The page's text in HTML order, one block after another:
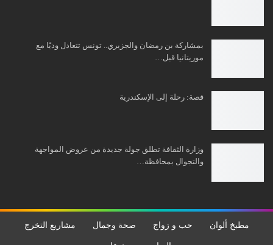
بمشاركة بن رمضان والجزيري.. تونس تتعادل وديًا مع
موريتانيا قبل…
قصة: رحلة إلى الإسكندرية
وزارة الثقافة تطلق جولة جديدة من عروض المواجهة
والتجوال بمحافظة…
مطبخ ألوان حب و زواج صحة وجمال مشاريع التخرج